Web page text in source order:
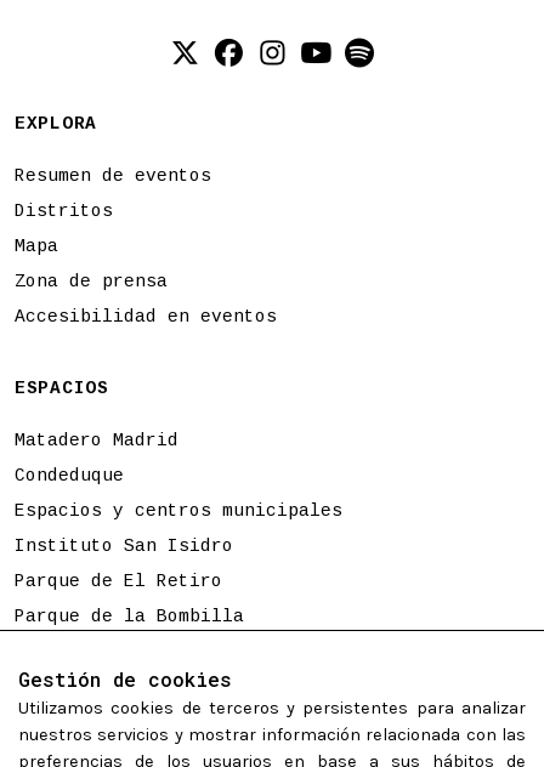
Gestión de cookies
Utilizamos cookies de terceros y persistentes para analizar
nuestros servicios y mostrar información relacionada con las
preferencias de los usuarios en base a sus hábitos de
Twitter (X)
Facebook
Instagram
YouTube
Spotify
EXPLORA
Resumen de eventos
Distritos
Mapa
Zona de prensa
Accesibilidad en eventos
ESPACIOS
Matadero Madrid
Condeduque
Espacios y centros municipales
Instituto San Isidro
Parque de El Retiro
Parque de la Bombilla
Programación sujeta a cambios